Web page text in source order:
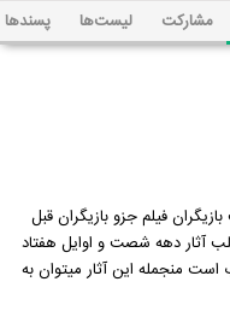
مشارکت لیست‌ها پسند‌ها
فیلم جزو بازیگران قبل
آثار دهه شصت و اوایل هفتاد
است منجمله این آثار میتوان به